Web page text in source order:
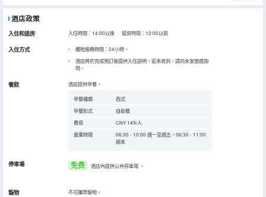
酒店政策
入住和退房 入住時間：14:00以後 退房時間：12:00以前
入住方式
櫃枱服務時間：24小時。
酒店將於完成預訂後提供入住說明，若未收到，請向永安旅遊詢
問。
餐飲 酒店提供早餐。
早餐種類
西式
早餐形式
自助餐
費用
CNY 149/人
營業時間
06:30 - 10:00 週一至週五，06:30 - 11:00
週末
停車場 免费 酒店內提供公共停車場 。
寵物 不可攜帶寵物。